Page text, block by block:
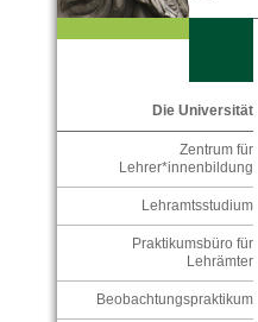
Die Universität
Zentrum für
Lehrer*innenbildung
Lehramtsstudium
Praktikumsbüro für
Lehrämter
Beobachtungspraktikum